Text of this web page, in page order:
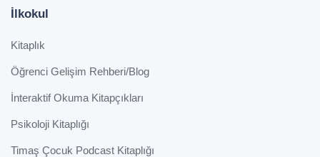
İlkokul
Kitaplık
Öğrenci Gelişim Rehberi/Blog
İnteraktif Okuma Kitapçıkları
Psikoloji Kitaplığı
Timaş Çocuk Podcast Kitaplığı